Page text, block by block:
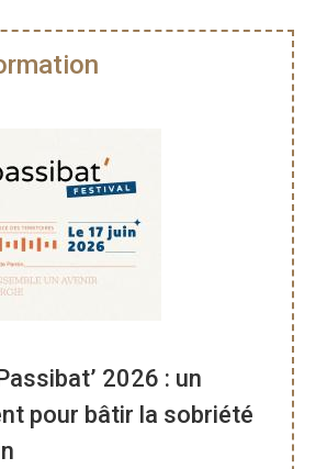
2026 : un
pour bâtir la sobriété